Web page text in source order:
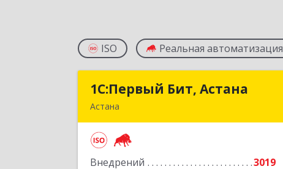
ISO Реальная автоматизация
1С:Первый Бит, Астана
Астана
Внедрений
3019
1С:Первый Бит, Астана
район "Байконыр", улица Иманбаева,